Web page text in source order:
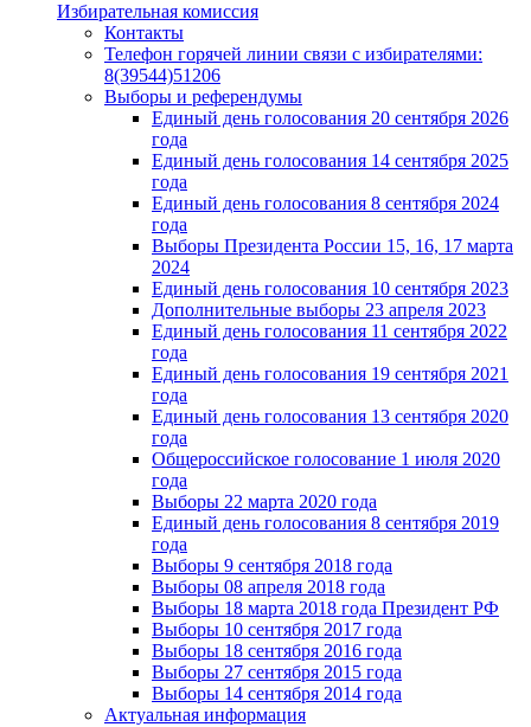
Избирательная комиссия
Контакты
Телефон горячей линии связи с избирателями:
8(39544)51206
Выборы и референдумы
Единый день голосования 20 сентября 2026
года
Единый день голосования 14 сентября 2025
года
Единый день голосования 8 сентября 2024
года
Выборы Президента России 15, 16, 17 марта
2024
Единый день голосования 10 сентября 2023
Дополнительные выборы 23 апреля 2023
Единый день голосования 11 сентября 2022
года
Единый день голосования 19 сентября 2021
года
Единый день голосования 13 сентября 2020
года
Общероссийское голосование 1 июля 2020
года
Выборы 22 марта 2020 года
Единый день голосования 8 сентября 2019
года
Выборы 9 сентября 2018 года
Выборы 08 апреля 2018 года
Выборы 18 марта 2018 года Президент РФ
Выборы 10 сентября 2017 года
Выборы 18 сентября 2016 года
Выборы 27 сентября 2015 года
Выборы 14 сентября 2014 года
Актуальная информация